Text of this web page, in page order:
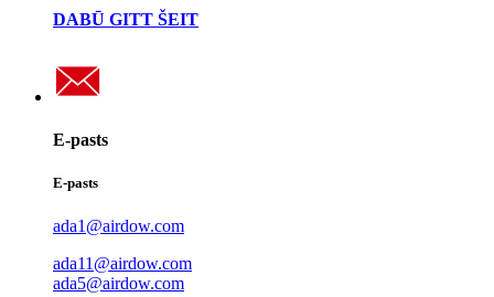
DABŪ GITT ŠEIT
E-pasts
E-pasts
ada1@airdow.com
ada11@airdow.com
ada5@airdow.com